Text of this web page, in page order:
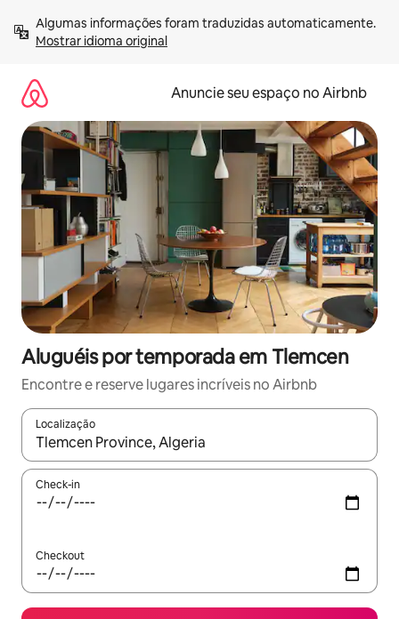
para
Mostrar idioma original
Anuncie seu espaço no Airbnb
Aluguéis por temporada em Tlemcen
Encontre e reserve lugares incríveis no Airbnb
Localização
Quando os resultados estiverem disponíveis, explore-os
Check-in
Checkout